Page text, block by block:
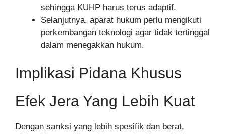
sehingga KUHP harus terus adaptif.
Selanjutnya, aparat hukum perlu mengikuti
perkembangan teknologi agar tidak tertinggal
dalam menegakkan hukum.
Implikasi Pidana Khusus
Efek Jera Yang Lebih Kuat
Dengan sanksi yang lebih spesifik dan berat,